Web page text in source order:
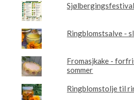
Ringblomstsalve -
Fromasjkake -
sommer
Ringblomstolje til